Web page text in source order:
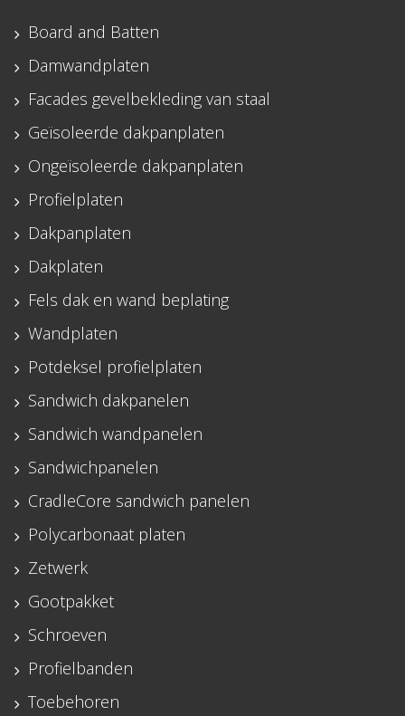
Board and Batten
Damwandplaten
Facades gevelbekleding van staal
Geïsoleerde dakpanplaten
Ongeïsoleerde dakpanplaten
Profielplaten
Dakpanplaten
Dakplaten
Fels dak en wand beplating
Wandplaten
Potdeksel profielplaten
Sandwich dakpanelen
Sandwich wandpanelen
Sandwichpanelen
CradleCore sandwich panelen
Polycarbonaat platen
Zetwerk
Gootpakket
Schroeven
Profielbanden
Toebehoren